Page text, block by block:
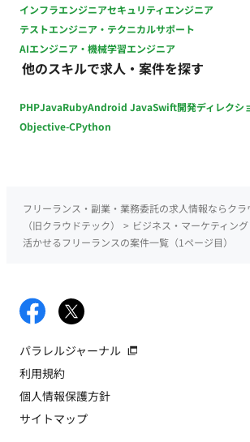
インフラエンジニアセキュリティエンジニア
テストエンジニア・テクニカルサポート
AIエンジニア・機械学習エンジニア
他のスキルで求人・案件を探す
PHPJavaRubyAndroid JavaSwift開発ディレクシ
Objective-CPython
フリーランス・副業・業務委託の求人情報ならク
（旧クラウドテック）
> ビジネス・マーケティン
活かせるフリーランスの案件一覧（1ページ目）
パラレルジャーナル
利用規約
個人情報保護方針
サイトマップ